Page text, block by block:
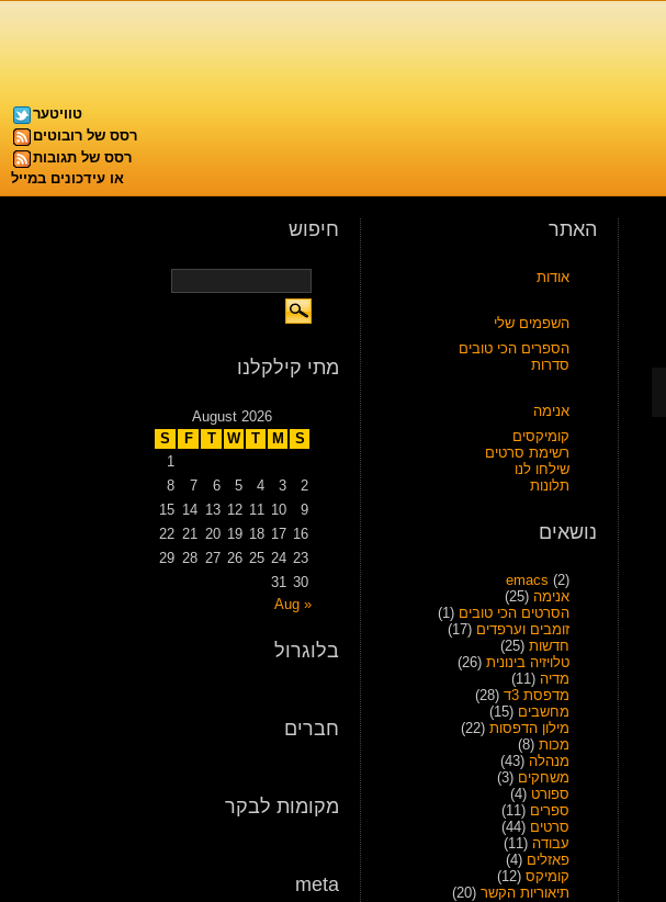
טוויטער
רסס של רובוטים
רסס של תגובות
או עידכונים במייל
האתר
אודות
השפמים שלי
הספרים הכי טובים
סדרות
אנימה
קומיקסים
רשימת סרטים
שילחו לנו
תלונות
נושאים
emacs (2)
אנימה (25)
הסרטים הכי טובים (1)
זומבים וערפדים (17)
חדשות(25)
טלויזיה בינונית(26)
מדיה (11)
מדפסת 3ד
(28)
מחשבים (15)
מילון הדפסות(22)
מכות(8)
מנהלה (43)
משחקים (3)
ספורט (4)
ספרים (11)
סרטים (44)
עבודה (11)
פאזלים (4)
קומיקס(12)
תיאוריות הקשר(20)
חיפוש
מתי קילקלנו
August 2026
S
M
T
W
T
F
S
1
2
3
4
5
6
7
8
9
10
11
12
13
14
15
16
17
18
19
20
21
22
23
24
25
26
27
28
29
30
31
« Aug
בלוגרול
חברים
מקומות לבקר
meta